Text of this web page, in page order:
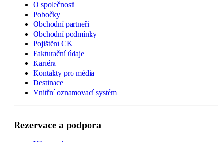
O společnosti
Pobočky
Obchodní partneři
Obchodní podmínky
Pojištění CK
Fakturační údaje
Kariéra
Kontakty pro média
Destinace
Vnitřní oznamovací systém
Rezervace a podpora